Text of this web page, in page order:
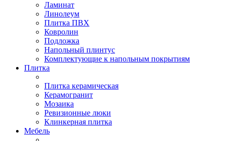
Ламинат
Линолеум
Плитка ПВХ
Ковролин
Подложка
Напольный плинтус
Комплектующие к напольным покрытиям
Плитка
Плитка керамическая
Керамогранит
Мозаика
Ревизионные люки
Клинкерная плитка
Мебель